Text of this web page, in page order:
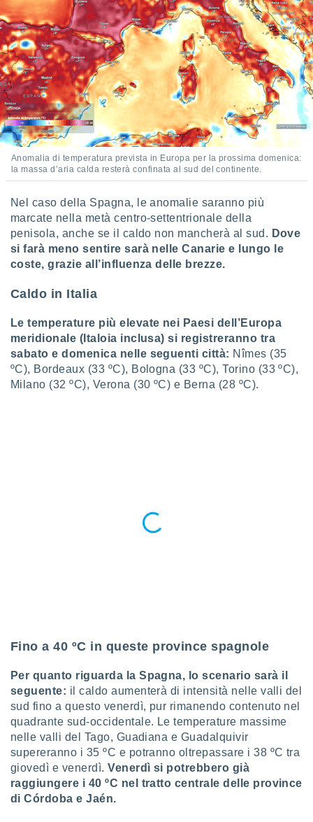
quali la
su
web,
e
di
dati
sulla
Per
tuo
dei
facendo
" o
cookie
per
profili
Anomalia di temperatura prevista in Europa per la prossima domenica:
la massa d’aria calda resterà confinata al sud del continente.
Nel caso della Spagna, le anomalie saranno più
marcate nella metà centro-settentrionale della
penisola, anche se il caldo non mancherà al sud. Dove
si farà meno sentire sarà nelle Canarie e lungo le
coste, grazie all’influenza delle brezze.
Caldo in Italia
Le temperature più elevate nei Paesi dell’Europa
meridionale (Italoia inclusa) si registreranno tra
sabato e domenica nelle seguenti città: Nîmes (35
ºC), Bordeaux (33 ºC), Bologna (33 ºC), Torino (33 ºC),
Milano (32 ºC), Verona (30 ºC) e Berna (28 ºC).
Fino a 40 ºC in queste province spagnole
Per quanto riguarda la Spagna, lo scenario sarà il
seguente: il caldo aumenterà di intensità nelle valli del
sud fino a questo venerdì, pur rimanendo contenuto nel
quadrante sud-occidentale. Le temperature massime
nelle valli del Tago, Guadiana e Guadalquivir
supereranno i 35 ºC e potranno oltrepassare i 38 ºC tra
giovedì e venerdì.Venerdì si potrebbero già
raggiungere i 40 ºC nel tratto centrale delle province
di Córdoba e Jaén.